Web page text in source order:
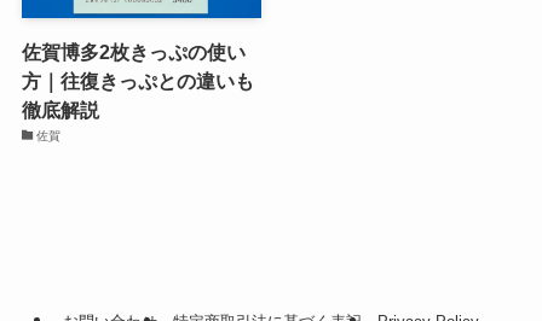
佐賀博多2枚きっぷの使い
方｜往復きっぷとの違いも
徹底解説
佐賀